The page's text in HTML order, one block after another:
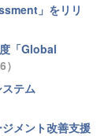
」をリリ
「Global
）
テム
メント改善支援